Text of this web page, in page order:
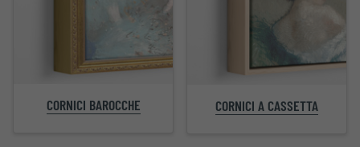
CORNICI BAROCCHE CORNICI A CASSETTA